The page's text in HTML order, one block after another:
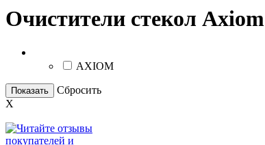
Очистители стекол Axiom
AXIOM
Показать
Сбросить
X